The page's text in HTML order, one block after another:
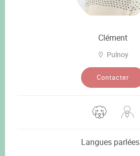
Clément
Pulnoy
Contacter
Langues parlées